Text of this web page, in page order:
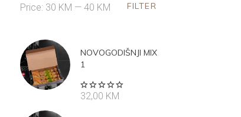
Min
Max
FILTER
Price: 30 KM — 40 KM
NOVOGODIŠNJI MIX
1
5.00out
32,00 KM